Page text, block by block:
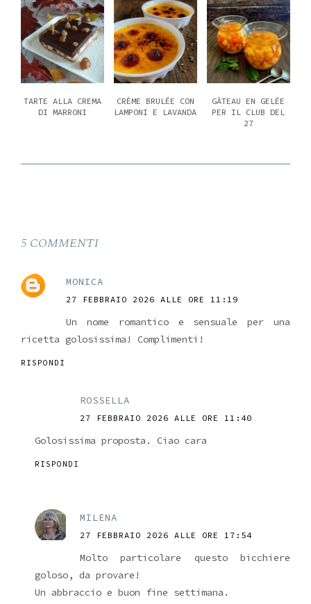
TARTE ALLA CREMA
DI MARRONI
CRÈME BRULÉE CON
LAMPONI E LAVANDA
GÂTEAU EN GELÉE
PER IL CLUB DEL
27
5 COMMENTI
MONICA
27 FEBBRAIO 2026 ALLE ORE 11:19
Un nome romantico e sensuale per una
ricetta golosissima! Complimenti!
RISPONDI
ROSSELLA
27 FEBBRAIO 2026 ALLE ORE 11:40
Golosissima proposta. Ciao cara
RISPONDI
MILENA
27 FEBBRAIO 2026 ALLE ORE 17:54
Molto particolare questo bicchiere
goloso, da provare!
Un abbraccio e buon fine settimana.